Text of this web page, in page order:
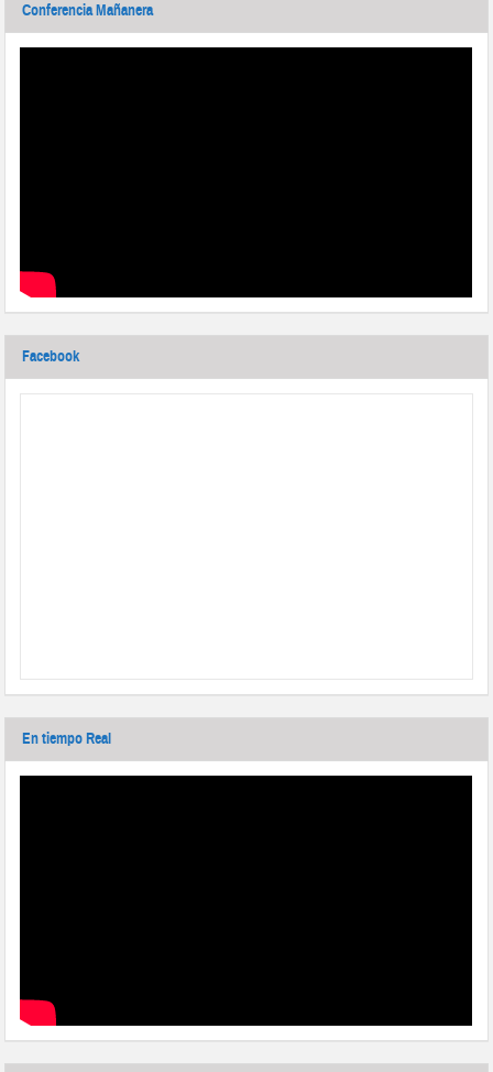
Conferencia Mañanera
Facebook
En tiempo Real